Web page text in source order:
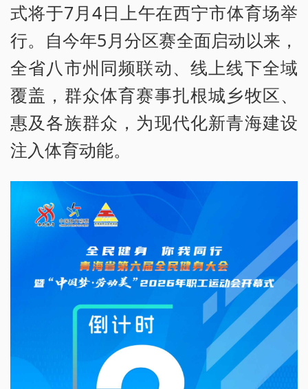
式将于7月4日上午在西宁市体育场举
行。自今年5月分区赛全面启动以来，
全省八市州同频联动、线上线下全域
覆盖，群众体育赛事扎根城乡牧区、
惠及各族群众，为现代化新青海建设
注入体育动能。